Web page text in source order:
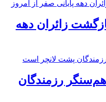
زائران دهه
هم‌سنگر رزمندگان